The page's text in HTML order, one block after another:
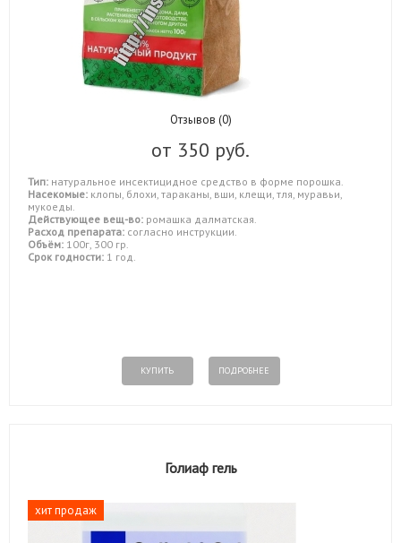
Отзывов (0)
от 350 руб.
Тип: натуральное инсектицидное средство в форме порошка.
Насекомые: клопы, блохи, тараканы, вши, клещи, тля, муравьи,
мукоеды.
Действующее вещ-во: ромашка далматская.
Расход препарата: согласно инструкции.
Объём: 100г, 300 гр.
Срок годности: 1 год.
КУПИТЬ ПОДРОБНЕЕ
Голиаф гель
хит продаж